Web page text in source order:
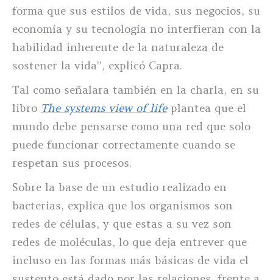
forma que sus estilos de vida, sus negocios, su
economía y su tecnología no interfieran con la
habilidad inherente de la naturaleza de
sostener la vida”, explicó Capra.
Tal como señalara también en la charla, en su
libro The systems view of lifeplantea que el
mundo debe pensarse como una red que solo
puede funcionar correctamente cuando se
respetan sus procesos.
Sobre la base de un estudio realizado en
bacterias, explica que los organismos son
redes de células, y que estas a su vez son
redes de moléculas, lo que deja entrever que
incluso en las formas más básicas de vida el